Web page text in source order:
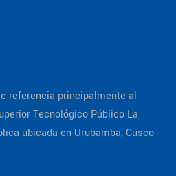
referencia principalmente al
Tecnológico Público La
ubicada en Urubamba, Cusco